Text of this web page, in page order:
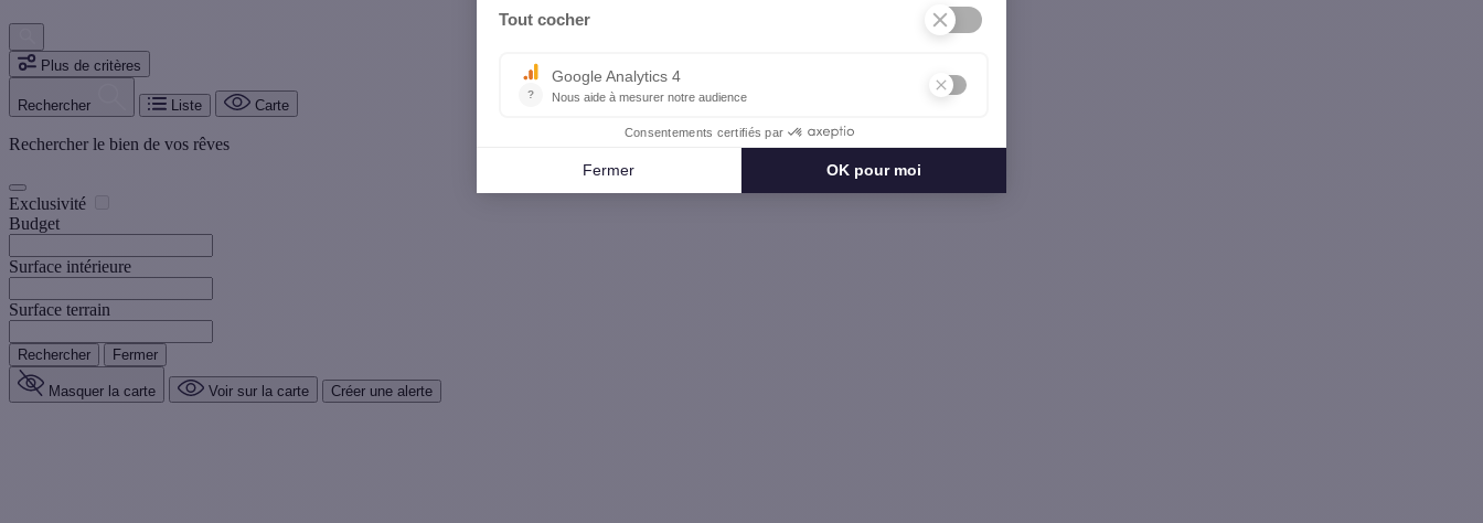
Plus de critères
Rechercher Liste Carte
Rechercher le bien de vos rêves
Exclusivité
Budget
Surface intérieure
Surface terrain
Rechercher Fermer
Masquer la carte Voir sur la carte Créer une alerte